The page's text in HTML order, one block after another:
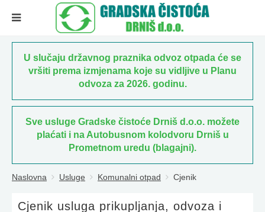
U slučaju državnog praznika odvoz otpada će se
vršiti prema izmjenama koje su vidljive u Planu
odvoza za 2026. godinu.
Sve usluge Gradske čistoće Drniš d.o.o. možete
plaćati i na Autobusnom kolodvoru Drniš u
Prometnom uredu (blagajni).
Naslovna Usluge Komunalni otpad Cjenik
Cjenik usluga prikupljanja, odvoza i